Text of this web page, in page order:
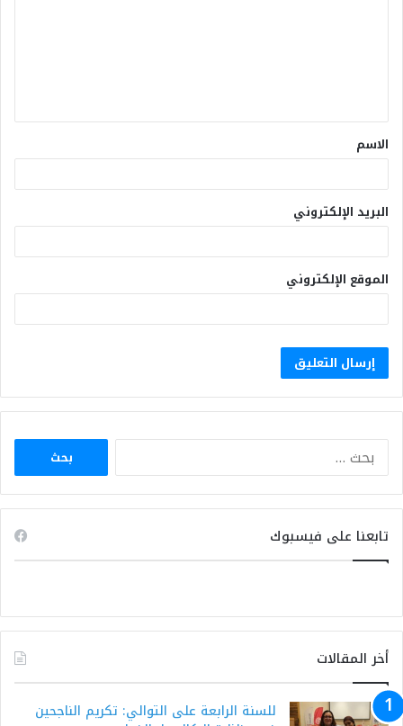
الاسم
البريد الإلكتروني
الموقع الإلكتروني
البحث
تابعنا على فيسبوك
أخر المقالات
للسنة الرابعة على التوالي: تكريم الناجحين